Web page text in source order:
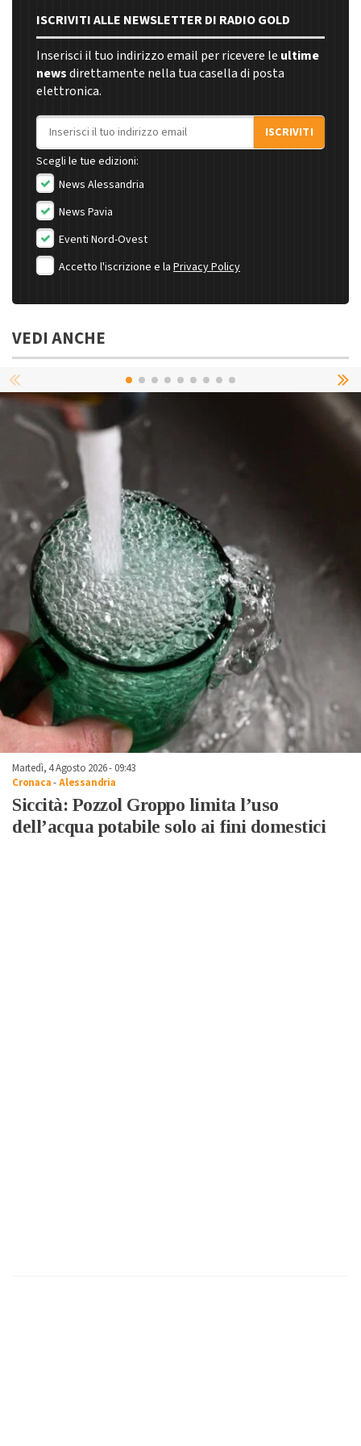
ISCRIVITI ALLE NEWSLETTER DI RADIO GOLD
Inserisci il tuo indirizzo email per ricevere le ultime
newsdirettamente nella tua casella di posta
elettronica.
Indirizzo email
ISCRIVITI
Scegli le tue edizioni:
News Alessandria
News Pavia
Eventi Nord-Ovest
Accetto l'iscrizione e la Privacy Policy
VEDI ANCHE
Martedì, 4 Agosto 2026 - 09:43
Cronaca-Alessandria
Siccità: Pozzol Groppo limita l’uso
dell’acqua potabile solo ai fini domestici